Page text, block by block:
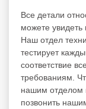
Все детали
можете увидеть
Наш отдел
тестирует
соответствие
требованиям.
нашим отделом
позвонить